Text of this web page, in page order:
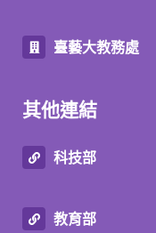
臺藝大教務處
其他連結
科技部
教育部